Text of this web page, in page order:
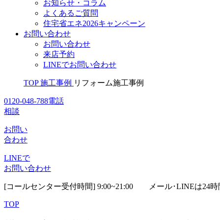
お知らせ・コラム
よくあるご質問
住宅省エネ2026キャンペーン
お問い合わせ
お問い合わせ
来店予約
LINEでお問い合わせ
TOP 施工事例 リフォーム施工事例
0120-048-788電話
相談
お問い
合わせ
LINEで
お問い合わせ
[コールセンター受付時間] 9:00~21:00 メール･LINEは24時
TOP